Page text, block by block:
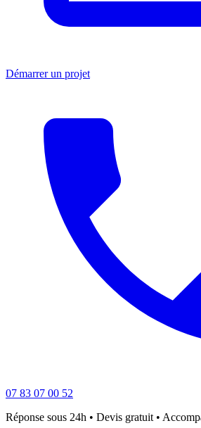
Démarrer un projet
07 83 07 00 52
Réponse sous 24h • Devis gratuit •